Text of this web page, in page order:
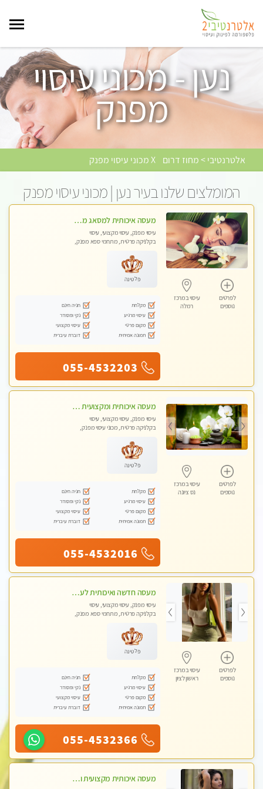
נען - מכוני עיסוי
מפנק
אלטרנטיבי > מחוז דרום X מכוני עיסוי מפנק
המומלצים שלנו בעיר נען | מכוני עיסוי מפנק
לפרטים
נוספים
עיסוי במרכז
רמלה
מעסה איכותית למסאג מפנק ומקצועי ביותר
עיסוי מפנק, עיסוי מקצועי, עיסוי
בקלניקה פרטית, מתחמי ספא מפנק,
פלטינה
מקלחת
חניה חינם
עיסוי מרגיע
נקי ומסודר
מקום פרטי
עיסוי מקצועי
תמונה אמיתית
דוברת עיברית
055-4532203
לפרטים
נוספים
עיסוי במרכז
נס ציונה
מעסה איכותית ומקצועית מאוד בראשון לציון
עיסוי מפנק, עיסוי מקצועי, עיסוי
בקלניקה פרטית, מכוני עיסוי מפנק,
פלטינה
מקלחת
חניה חינם
עיסוי מרגיע
נקי ומסודר
מקום פרטי
עיסוי מקצועי
תמונה אמיתית
דוברת עיברית
055-4532016
לפרטים
נוספים
עיסוי במרכז
ראשון לציון
מעסה חדשה ואיכותית לעיסוי מרגיע ומפנק VIP-מומלץ לחלוטין! פרטי! ​​​​​​ Highly recommended
עיסוי מפנק, עיסוי מקצועי, עיסוי
בקלניקה פרטית, מתחמי ספא מפנק,
פלטינה
מקלחת
חניה חינם
עיסוי מרגיע
נקי ומסודר
מקום פרטי
עיסוי מקצועי
תמונה אמיתית
דוברת עיברית
055-4532366
מעסה איכותית מקצועית ומפנקת מאוד- ללא מין !!!